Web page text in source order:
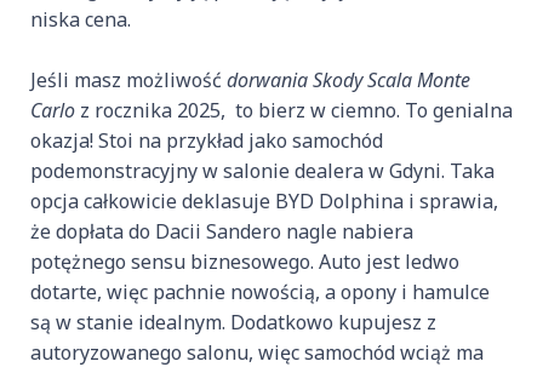
niska cena.
Jeśli masz możliwość dorwania Skody Scala Monte
Carlo z rocznika 2025, to bierz w ciemno. To genialna
okazja! Stoi na przykład jako samochód
podemonstracyjny w salonie dealera w Gdyni. Taka
opcja całkowicie deklasuje BYD Dolphina i sprawia,
że dopłata do Dacii Sandero nagle nabiera
potężnego sensu biznesowego. Auto jest ledwo
dotarte, więc pachnie nowością, a opony i hamulce
są w stanie idealnym. Dodatkowo kupujesz z
autoryzowanego salonu, więc samochód wciąż ma